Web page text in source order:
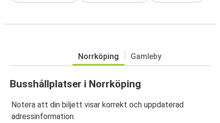
Norrköping Gamleby
Busshållplatser i Norrköping
Notera att din biljett visar korrekt och uppdaterad
adressinformation.